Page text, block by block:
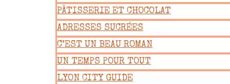
PÂTISSERIE ET CHOCOLAT
ADRESSES SUCRÉES
C’EST UN BEAU ROMAN
UN TEMPS POUR TOUT
LYON CITY GUIDE